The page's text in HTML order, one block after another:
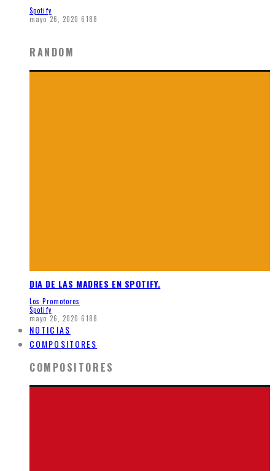
Spotify
mayo 26, 2020 6188
RANDOM
DIA DE LAS MADRES EN SPOTIFY.
Los Promotores
Spotify
mayo 26, 2020 6188
NOTICIAS
COMPOSITORES
COMPOSITORES